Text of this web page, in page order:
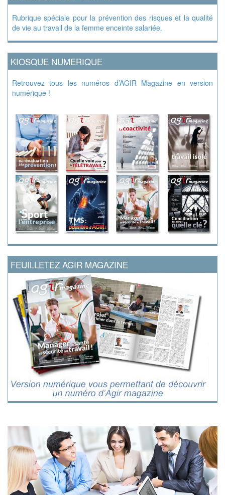
Rubrique spéciale pour la prévention des risques et la qualité
de vie au travail de la femme enceinte salariée.
KIOSQUE NUMERIQUE
Retrouvez tous les numéros d’AGIR Magazine en version
numérique !
FEUILLETEZ AGIR MAGAZINE